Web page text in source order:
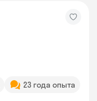
23 года опыта